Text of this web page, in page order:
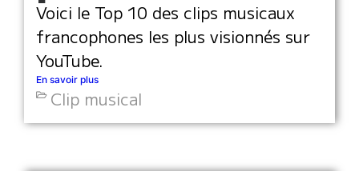
Voici le Top 10 des clips musicaux
francophones les plus visionnés sur
YouTube.
En savoir plus
Clip musical